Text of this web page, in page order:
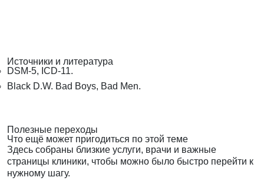
Источники и литература
DSM-5, ICD-11.
Black D.W. Bad Boys, Bad Men.
Полезные переходы
Что ещё может пригодиться по этой теме
Здесь собраны близкие услуги, врачи и важные
страницы клиники, чтобы можно было быстро перейти к
нужному шагу.